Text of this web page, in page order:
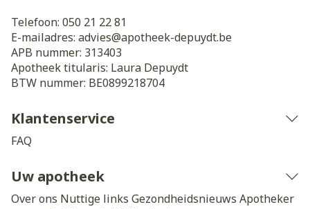
Telefoon: 050 21 22 81
E-mailadres: advies@apotheek-depuydt.be
APB nummer: 313403
Apotheek titularis: Laura Depuydt
BTW nummer: BE0899218704
Klantenservice
FAQ
Uw apotheek
Over ons Nuttige links Gezondheidsnieuws Apotheker